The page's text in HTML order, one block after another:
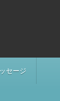
セージ